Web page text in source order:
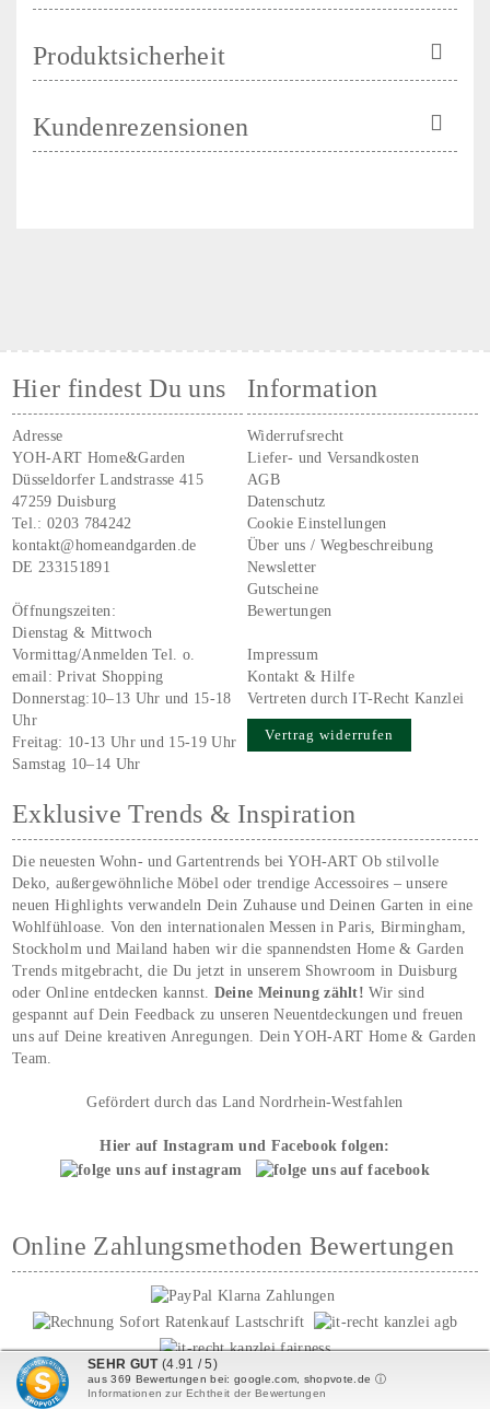
Produktsicherheit
Kundenrezensionen
Hier findest Du uns
Adresse
YOH-ART Home&Garden
Düsseldorfer Landstrasse 415
47259 Duisburg
Tel.:0203 784242
kontakt@homeandgarden.de
DE 233151891
Öffnungszeiten:
Dienstag & Mittwoch
Vormittag/Anmelden Tel. o.
email:Privat Shopping
Donnerstag:10–13 Uhr und 15-18
Uhr
Freitag: 10-13 Uhr und 15-19 Uhr
Samstag 10–14 Uhr
Information
Widerrufsrecht
Liefer- und Versandkosten
AGB
Datenschutz
Cookie Einstellungen
Über uns / Wegbeschreibung
Newsletter
Gutscheine
Bewertungen
Impressum
Kontakt & Hilfe
Vertreten durch IT-Recht Kanzlei
Vertrag widerrufen
Exklusive Trends & Inspiration
Die neuesten Wohn- und Gartentrends bei YOH‑ART Ob stilvolle
Deko, außergewöhnliche Möbel oder trendige Accessoires – unsere
neuen Highlights verwandeln Dein Zuhause und Deinen Garten in eine
Wohlfühloase. Von den internationalen Messen in Paris, Birmingham,
Stockholm und Mailand haben wir die spannendsten Home & Garden
Trends mitgebracht, die Du jetzt in unserem Showroom in Duisburg
oder Online entdecken kannst. Deine Meinung zählt!Wir sind
gespannt auf Dein Feedback zu unseren Neuentdeckungen und freuen
uns auf Deine kreativen Anregungen. Dein YOH‑ART Home & Garden
Team.
Gefördert durch das Land Nordrhein-Westfahlen
Hier auf Instagram und Facebook folgen:
Online Zahlungsmethoden Bewertungen
SEHR GUT (4.91 / 5)
aus369 Bewertungen bei: google.com, shopvote.de ⓘ
Informationen zur Echtheit der Bewertungen